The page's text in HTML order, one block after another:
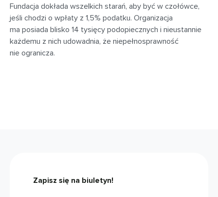
Fundacja dokłada wszelkich starań, aby być w czołówce,
jeśli chodzi o wpłaty z 1,5% podatku. Organizacja
ma posiada blisko 14 tysięcy podopiecznych i nieustannie
każdemu z nich udowadnia, że niepełnosprawność
nie ogranicza.
Zapisz się na biuletyn!